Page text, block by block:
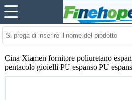
Cina Xiamen fornitore poliuretano
pentacolo gioielli PU espanso PU